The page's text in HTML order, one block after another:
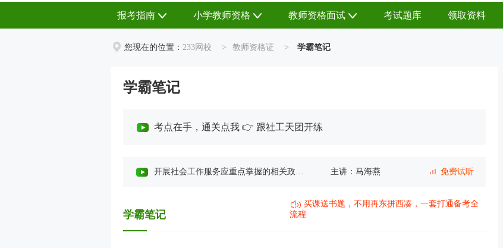
报考指南 小学教师资格 教师资格面试 考试题库 领取资料
您现在的位置： 233网校 > 教师资格证 > 学霸笔记
学霸笔记
考点在手，通关点我 👉 跟社工天团开练
开展社会工作服务应重点掌握的相关政治理论（一） 主讲：马海燕 免费试听
社会工作服务专业价值观与道德规范（一） 主讲：马海燕 免费试听
学霸笔记
买课送书题，不用再东拼西凑，一套打通备考全
流程